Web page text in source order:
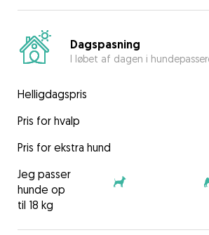
Dagspasning
I løbet af dagen i
Helligdagspris
Pris for hvalp
Pris for ekstra hund
Jeg passer
hunde op
til 18 kg